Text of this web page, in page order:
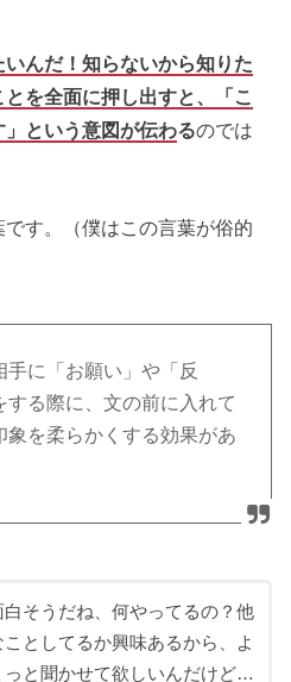
いんだ！知らないから知りた
を全面に押し出すと、「こ
という意図が伝わるのでは
す。（僕はこの言葉が俗的
手に「お願い」や「反
る際に、文の前に入れて
を柔らかくする効果があ
そうだね、何やってるの？他
としてるか興味あるから、よ
っと聞かせて欲しいんだけど…